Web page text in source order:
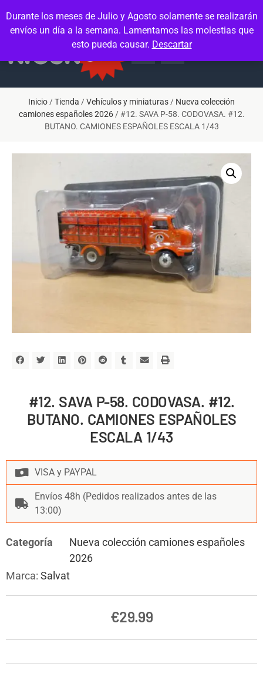
Durante los meses de Julio y Agosto solamente se realizarán
envíos un día a la semana. Lamentamos las molestias que
esto pueda causar. Descartar
Inicio /Tienda /Vehículos y miniaturas / Nueva colección
camiones españoles 2026/ #12. SAVA P-58. CODOVASA. #12.
BUTANO. CAMIONES ESPAÑOLES ESCALA 1/43
#12. SAVA P-58. CODOVASA. #12.
BUTANO. CAMIONES ESPAÑOLES
ESCALA 1/43
VISA y PAYPAL
Envíos 48h (Pedidos realizados antes de las
13:00)
Categoría
Nueva colección camiones españoles
2026
Marca: Salvat
€29.99